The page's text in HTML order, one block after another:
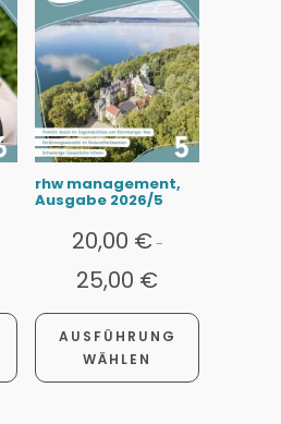
rhw management,
Ausgabe 2026/5
20,00 €-
25,00 €
AUSFÜHRUNG
WÄHLEN